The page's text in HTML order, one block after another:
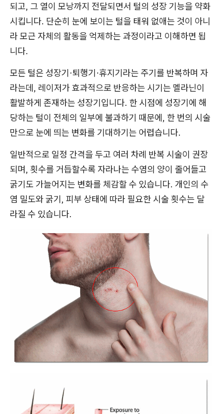
되고, 그 열이 모낭까지 전달되면서 털의 성장 기능을 약화
시킵니다. 단순히 눈에 보이는 털을 태워 없애는 것이 아니
라 모근 자체의 활동을 억제하는 과정이라고 이해하면 됩
니다.
모든 털은 성장기·퇴행기·휴지기라는 주기를 반복하며 자
라는데, 레이저가 효과적으로 반응하는 시기는 멜라닌이
활발하게 존재하는 성장기입니다. 한 시점에 성장기에 해
당하는 털이 전체의 일부에 불과하기 때문에, 한 번의 시술
만으로 눈에 띄는 변화를 기대하기는 어렵습니다.
일반적으로 일정 간격을 두고 여러 차례 반복 시술이 권장
되며, 횟수를 거듭할수록 자라나는 수염의 양이 줄어들고
굵기도 가늘어지는 변화를 체감할 수 있습니다. 개인의 수
염 밀도와 굵기, 피부 상태에 따라 필요한 시술 횟수는 달
라질 수 있습니다.